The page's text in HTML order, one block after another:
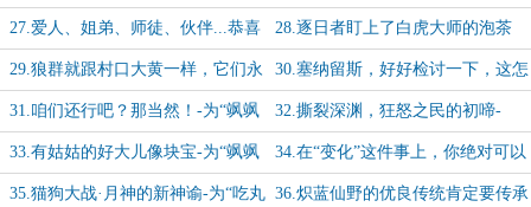
为“叠甲丨过”兄弟加更【2/20】 王？-为叠甲丨过兄弟加更【3/20】
27.爱人、姐弟、师徒、伙伴...恭喜
你，你把能惹的全惹了
28.逐日者盯上了白虎大师的泡茶
水-为“叠甲丨过”兄弟加更【5/20】
29.狼群就跟村口大黄一样，它们永
不独行-加更【6/20】
30.塞纳留斯，好好检讨一下，这怎
么每次腐蚀都有你？-加更【7/20】
31.咱们还行吧？那当然！-为“飒飒
的XD”兄弟加更【8/20】
32.撕裂深渊，狂怒之民的初啼-
为“飒飒的XD”兄弟加更【9/20】
33.有姑姑的好大儿像块宝-为“飒飒
的XD”兄弟加更【10/20】
34.在“变化”这件事上，你绝对可以
相信那蓝色的鸟-加更【11/20】
35.猫狗大战·月神的新神谕-为“吃丸 36.炽蓝仙野的优良传统肯定要传承